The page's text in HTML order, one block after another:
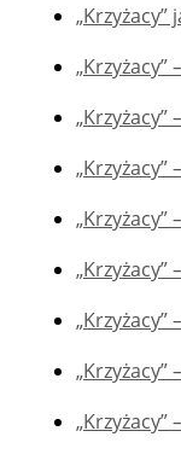
„Krzyżacy”
„Krzyżacy”
„Krzyżacy”
„Krzyżacy”
„Krzyżacy”